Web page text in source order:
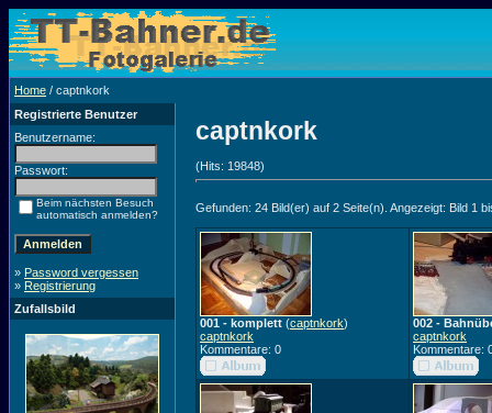
Home / captnkork
Registrierte Benutzer
Benutzername:
Passwort:
Beim nächsten Besuch
automatisch anmelden?
» Password vergessen
» Registrierung
Zufallsbild
captnkork
(Hits: 19848)
Gefunden: 24 Bild(er) auf 2 Seite(n). Angezeigt: Bild 1
001 - komplett (captnkork)
captnkork
Kommentare: 0
002 -
captnkork
Kommentare: